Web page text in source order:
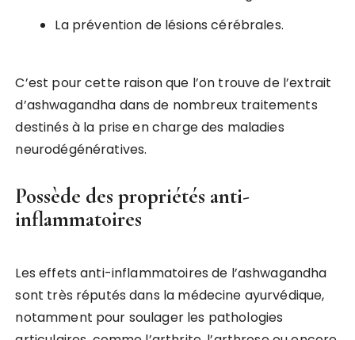
La prévention de lésions cérébrales.
C’est pour cette raison que l’on trouve de l’extrait
d’ashwagandha dans de nombreux traitements
destinés à la prise en charge des maladies
neurodégénératives.
Possède des propriétés anti-
inflammatoires
Les effets anti-inflammatoires de l’ashwagandha
sont très réputés dans la médecine ayurvédique,
notamment pour soulager les pathologies